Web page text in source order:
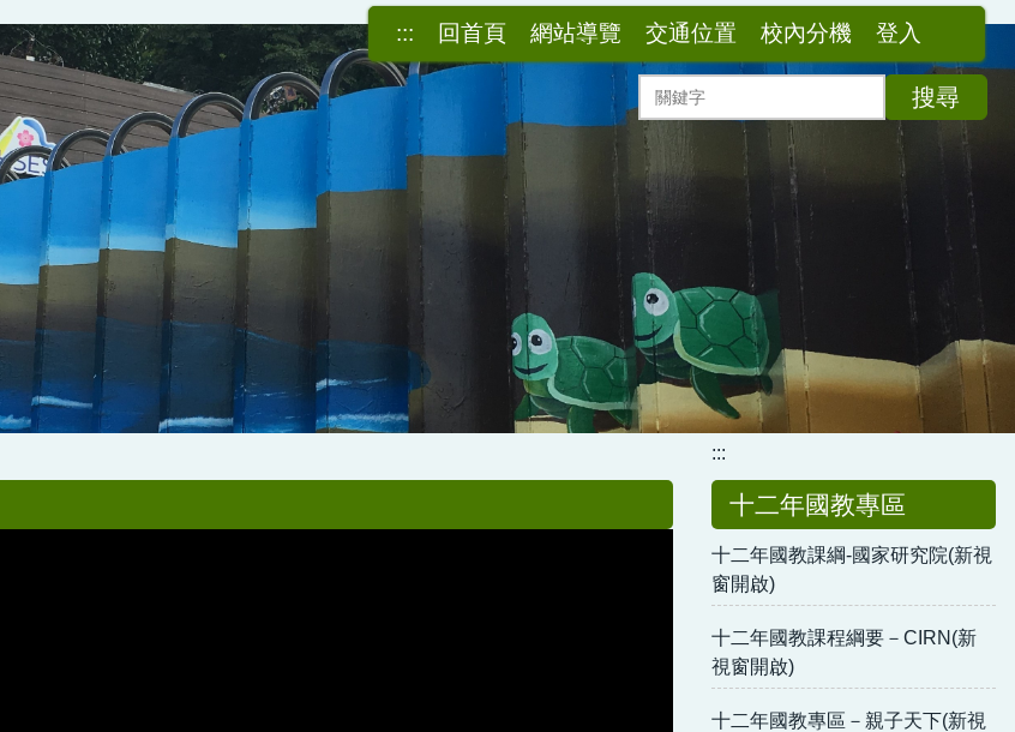
::: 回首頁 網站導覽 交通位置 校內分機 登入
搜尋
:::
十二年國教專區
十二年國教課綱-國家研究院(新視
窗開啟)
十二年國教課程綱要－CIRN(新
視窗開啟)
十二年國教專區－親子天下(新視